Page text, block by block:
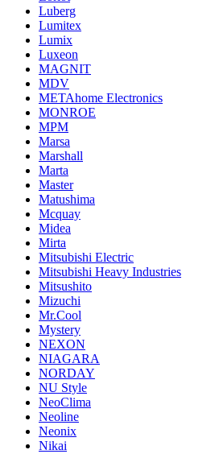
Luberg
Lumitex
Lumix
Luxeon
MAGNIT
MDV
METAhome Electronics
MONROE
MPM
Marsa
Marshall
Marta
Master
Matushima
Mcquay
Midea
Mirta
Mitsubishi Electric
Mitsubishi Heavy Industries
Mitsushito
Mizuchi
Mr.Cool
Mystery
NEXON
NIAGARA
NORDAY
NU Style
NeoClima
Neoline
Neonix
Nikai